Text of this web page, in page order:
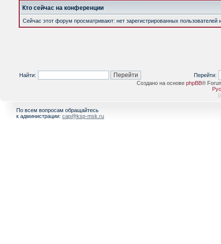
Кто сейчас на конференции
Сейчас этот форум просматривают: нет зарегистрированных пользователей
Найти:
Перейти:
Создано на основе phpBB®
[
По всем вопросам обращайтесь
к администрации: cap@ksp-msk.ru